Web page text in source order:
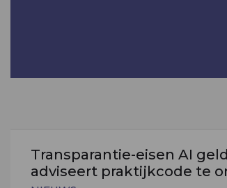
Transparantie-eisen AI
adviseert praktijkcode te